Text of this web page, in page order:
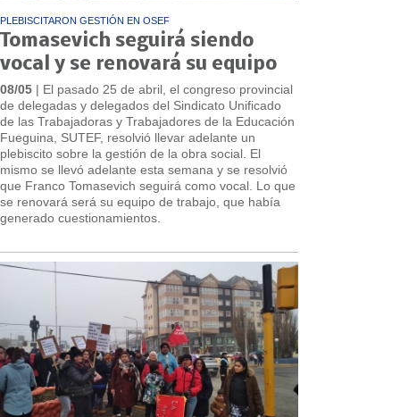
PLEBISCITARON GESTIÓN EN OSEF
Tomasevich seguirá siendo
vocal y se renovará su equipo
08/05 | El pasado 25 de abril, el congreso provincial
de delegadas y delegados del Sindicato Unificado
de las Trabajadoras y Trabajadores de la Educación
Fueguina, SUTEF, resolvió llevar adelante un
plebiscito sobre la gestión de la obra social. El
mismo se llevó adelante esta semana y se resolvió
que Franco Tomasevich seguirá como vocal. Lo que
se renovará será su equipo de trabajo, que había
generado cuestionamientos.